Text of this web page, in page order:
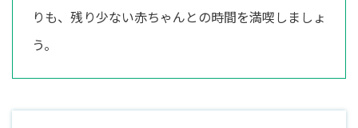
りも、残り少ない赤ちゃんとの時間を満喫しましょ
う。